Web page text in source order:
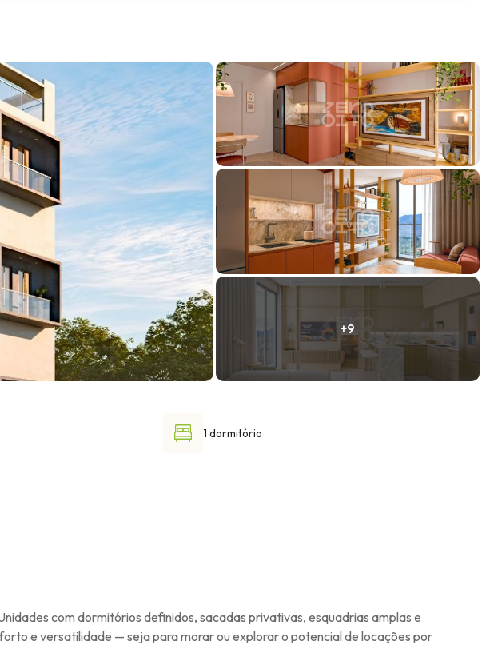
1 dormitório
com dormitórios definidos, sacadas privativas, esquadrias amplas e
e versatilidade — seja para morar ou explorar o potencial de locações por